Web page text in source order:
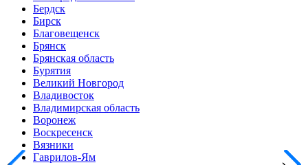
Бердск
Бирск
Благовещенск
Брянск
Брянская область
Бурятия
Великий Новгород
Владивосток
Владимирская область
Воронеж
Воскресенск
Вязники
Гаврилов-Ям